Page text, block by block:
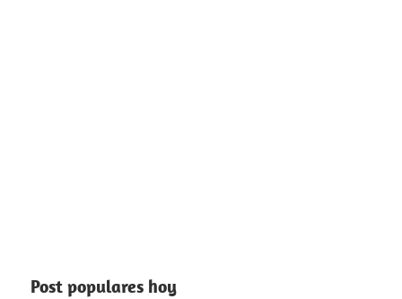
Post populares hoy